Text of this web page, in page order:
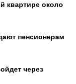
квартире около
пенсионерам
через